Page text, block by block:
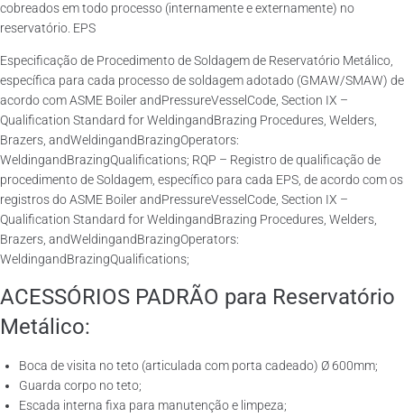
cobreados em todo processo (internamente e externamente) no
reservatório. EPS
Especificação de Procedimento de Soldagem de Reservatório Metálico,
específica para cada processo de soldagem adotado (GMAW/SMAW) de
acordo com ASME Boiler andPressureVesselCode, Section IX –
Qualification Standard for WeldingandBrazing Procedures, Welders,
Brazers, andWeldingandBrazingOperators:
WeldingandBrazingQualifications; RQP – Registro de qualificação de
procedimento de Soldagem, específico para cada EPS, de acordo com os
registros do ASME Boiler andPressureVesselCode, Section IX –
Qualification Standard for WeldingandBrazing Procedures, Welders,
Brazers, andWeldingandBrazingOperators:
WeldingandBrazingQualifications;
ACESSÓRIOS PADRÃO para Reservatório
Metálico:
Boca de visita no teto (articulada com porta cadeado) Ø 600mm;
Guarda corpo no teto;
Escada interna fixa para manutenção e limpeza;